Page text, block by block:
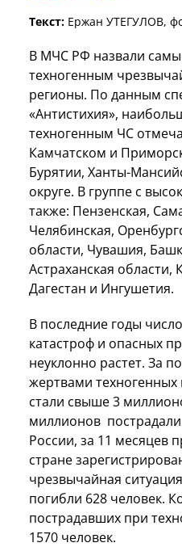
Текст: Ержан УТЕГУЛОВ,
В МЧС РФ назвали
техногенным
регионы. По данным
«Антистихия»,
техногенным ЧС
Камчатском и
Бурятии, Ханты-
округе. В группе с
также: Пензенская,
Челябинская,
области, Чувашия,
Астраханская области,
Дагестан и Ингушетия.
В последние годы
катастроф и опасных
неуклонно растет. За
жертвами
стали свыше 3
миллионов
России, за 11 месяцев
стране
чрезвычайная
погибли 628 человек.
пострадавших при
1570 человек.